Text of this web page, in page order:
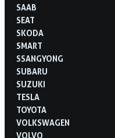
SAAB
SEAT
SKODA
SMART
SSANGYONG
SUBARU
SUZUKI
TESLA
TOYOTA
VOLKSWAGEN
VOLVO